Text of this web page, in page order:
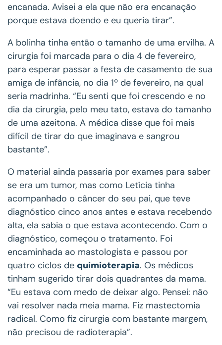
encanada. Avisei a ela que não era encanação
porque estava doendo e eu queria tirar”.
A bolinha tinha então o tamanho de uma ervilha. A
cirurgia foi marcada para o dia 4 de fevereiro,
para esperar passar a festa de casamento de sua
amiga de infância, no dia 1º de fevereiro, na qual
seria madrinha. “Eu senti que foi crescendo e no
dia da cirurgia, pelo meu tato, estava do tamanho
de uma azeitona. A médica disse que foi mais
difícil de tirar do que imaginava e sangrou
bastante”.
O material ainda passaria por exames para saber
se era um tumor, mas como Letícia tinha
acompanhado o câncer do seu pai, que teve
diagnóstico cinco anos antes e estava recebendo
alta, ela sabia o que estava acontecendo. Com o
diagnóstico, começou o tratamento. Foi
encaminhada ao mastologista e passou por
quatro ciclos de quimioterapia. Os médicos
tinham sugerido tirar dois quadrantes da mama.
“Eu estava com medo de deixar algo. Pensei: não
vai resolver nada meia mama. Fiz mastectomia
radical. Como fiz cirurgia com bastante margem,
não precisou de radioterapia”.